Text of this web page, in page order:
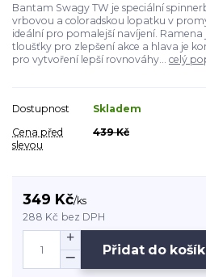
Bantam Swagy TW je speciální
vrbovou a coloradskou lopatku v
ideální pro pomalejší navíjení.
tloušťky pro zlepšení akce a hlava je
pro vytvoření lepší rovnováhy... celý
Dostupnost
Skladem
Cena před
slevou
439 Kč
349 Kč/ks
288 Kč bez DPH
Přidat do